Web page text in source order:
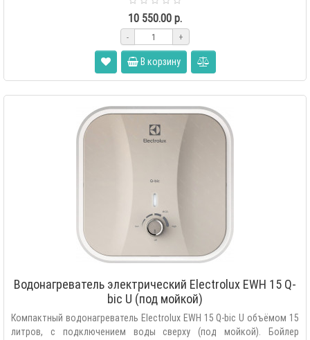
10 550.00 р.
- +
В корзину
Водонагреватель электрический Electrolux EWH 15 Q-
bic U (под мойкой)
Компактный водонагреватель Electrolux EWH 15 Q-bic U объёмом 15
литров, с подключением воды сверху (под мойкой). Бойлер